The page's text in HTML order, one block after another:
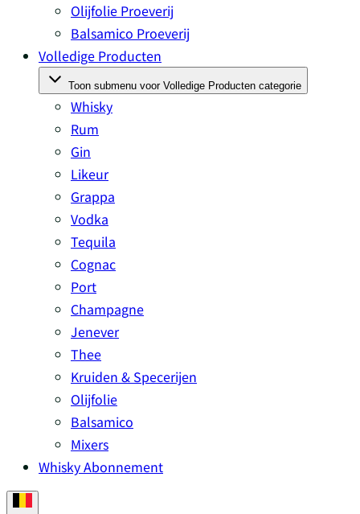
Olijfolie Proeverij
Balsamico Proeverij
Volledige Producten
Toon submenu voor Volledige Producten categorie
Whisky
Rum
Gin
Likeur
Grappa
Vodka
Tequila
Cognac
Port
Champagne
Jenever
Thee
Kruiden & Specerijen
Olijfolie
Balsamico
Mixers
Whisky Abonnement